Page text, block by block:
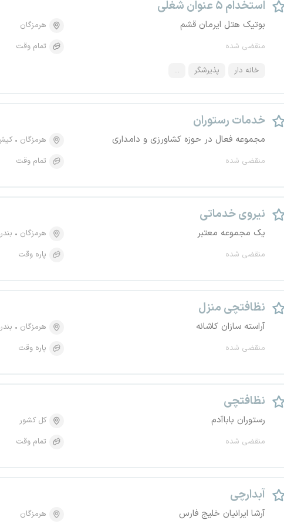
استخدام ۵ عنوان شغلی
بوتیک هتل ایرمان قشم
منقضی شده
هرمزگان
تمام وقت
خانه دار پذیرشگر ...
خدمات رستوران
مجموعه فعال در حوزه کشاورزی و دامداری
منقضی شده
هرمزگان
تمام وقت
نیروی خدماتی
یک مجموعه معتبر
منقضی شده
هرمزگان
پاره وقت
نظافتچی منزل
آراسته سازان کاشانه
منقضی شده
هرمزگان
پاره وقت
نظافتچی
رستوران باباآدم
منقضی شده
کل کشور
تمام وقت
آبدارچی
آرشا ایرانیان خلیج فارس هرمزگان